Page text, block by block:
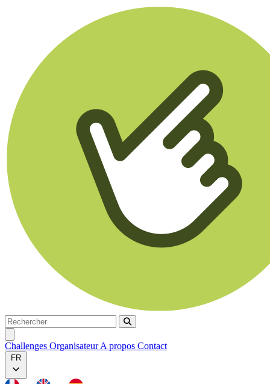
Rechercher
Rechercher
Challenges OrganisateurA propos Contact
FR